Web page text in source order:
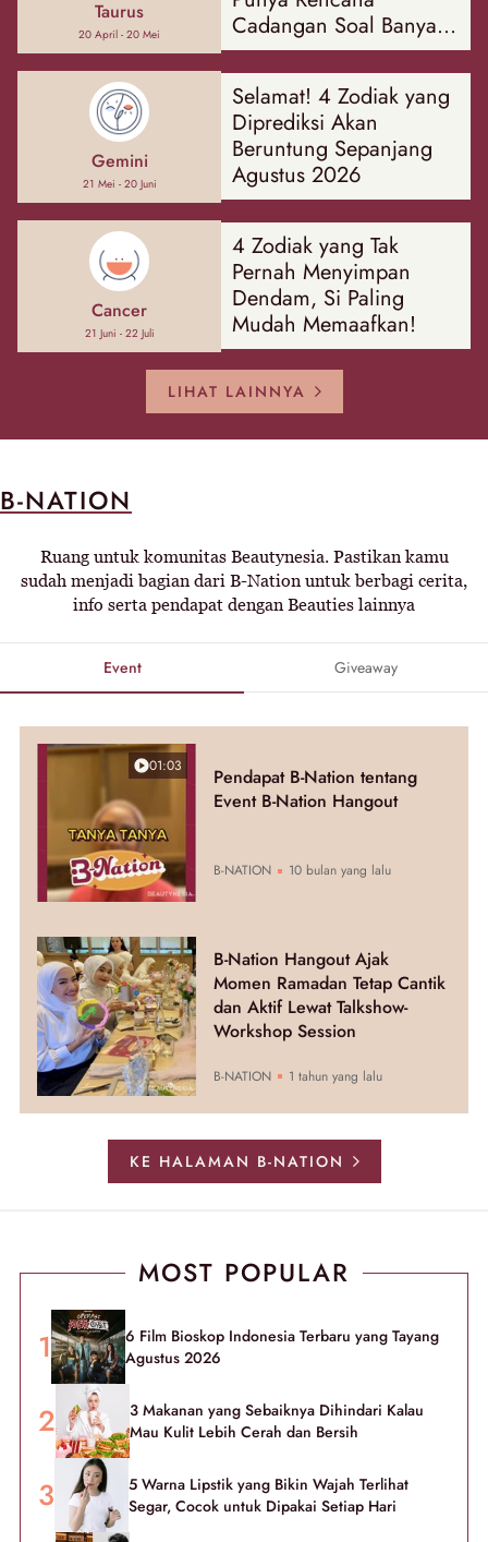
Taurus
20 April - 20 Mei
Cadangan Soal Banyak
Hal
Gemini
21 Mei - 20 Juni
Selamat! 4 Zodiak yang
Diprediksi Akan
Beruntung Sepanjang
Agustus 2026
Cancer
21 Juni - 22 Juli
4 Zodiak yang Tak
Pernah Menyimpan
Dendam, Si Paling
Mudah Memaafkan!
LIHAT LAINNYA
B-NATION
Ruang untuk komunitas Beautynesia. Pastikan kamu
sudah menjadi bagian dari B-Nation untuk berbagi cerita,
info serta pendapat dengan Beauties lainnya
Event Giveaway
01:03
Pendapat B-Nation tentang
Event B-Nation Hangout
B-NATION 10 bulan yang lalu
B-Nation Hangout Ajak
Momen Ramadan Tetap Cantik
dan Aktif Lewat Talkshow-
Workshop Session
B-NATION 1 tahun yang lalu
KE HALAMAN B-NATION
MOST POPULAR
6 Film Bioskop Indonesia Terbaru yang Tayang
Agustus 2026
3 Makanan yang Sebaiknya Dihindari Kalau
Mau Kulit Lebih Cerah dan Bersih
5 Warna Lipstik yang Bikin Wajah Terlihat
Segar, Cocok untuk Dipakai Setiap Hari